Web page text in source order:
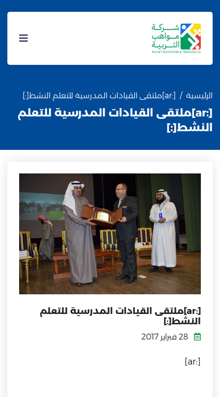
الرئيسية [:ar]ملتقى القيادات المدرسية للتعلم النشط[:]
[:ar]ملتقى القيادات المدرسية للتعلم
النشط[:]
[:ar]ملتقى القيادات المدرسية للتعلم
النشط[:]
[:ar]